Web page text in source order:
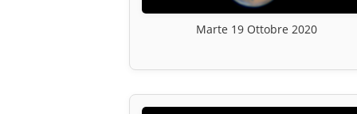
Marte 19 Ottobre 2020